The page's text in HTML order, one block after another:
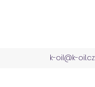
k-oil@k-oil.cz